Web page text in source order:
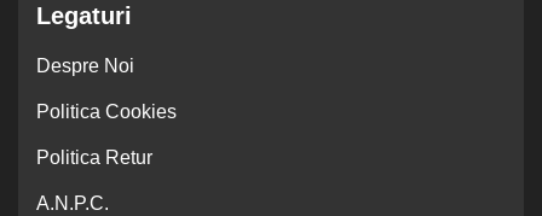
Legaturi
Despre Noi
Politica Cookies
Politica Retur
A.N.P.C.